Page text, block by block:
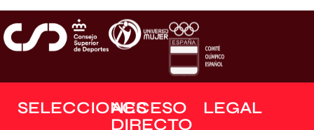
SELECCIONESACCESO
DIRECTO
LEGAL